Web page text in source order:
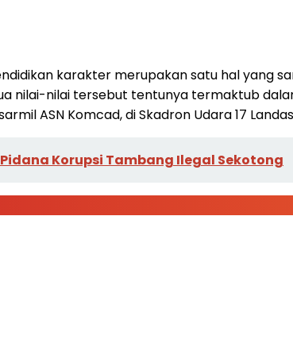
karakter merupakan satu hal yang
nilai-nilai tersebut tentunya termaktub
ASN Komcad, di Skadron Udara 17
Korupsi Tambang Ilegal Sekotong